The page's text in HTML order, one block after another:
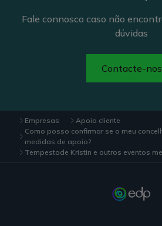
Fale connosco caso não
dúvidas
Contacte-nos
Empresas
Apoio cliente
Como posso confirmar se o meu
medidas de apoio?
Tempestade Kristin e outros eventos